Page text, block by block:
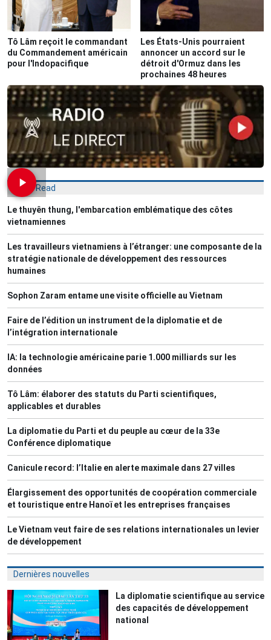
Tô Lâm reçoit le commandant
du Commandement américain
pour l'Indopacifique
Les États-Unis pourraient
annoncer un accord sur le
détroit d'Ormuz dans les
prochaines 48 heures
Most Read
Le thuyên thung, l'embarcation emblématique des côtes
vietnamiennes
Les travailleurs vietnamiens à l’étranger: une composante de la
stratégie nationale de développement des ressources
humaines
Sophon Zaram entame une visite officielle au Vietnam
Faire de l’édition un instrument de la diplomatie et de
l’intégration internationale
IA: la technologie américaine parie 1.000 milliards sur les
données
Tô Lâm: élaborer des statuts du Parti scientifiques,
applicables et durables
La diplomatie du Parti et du peuple au cœur de la 33e
Conférence diplomatique
Canicule record: l’Italie en alerte maximale dans 27 villes
Élargissement des opportunités de coopération commerciale
et touristique entre Hanoï et les entreprises françaises
Le Vietnam veut faire de ses relations internationales un levier
de développement
Dernières nouvelles
La diplomatie scientifique au service
des capacités de développement
national